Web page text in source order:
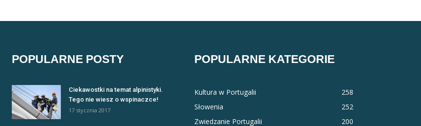
POPULARNE POSTY
Ciekawostki na temat alpinistyki.
Tego nie wiesz o wspinaczce!
17 stycznia 2017
POPULARNE KATEGORIE
Kultura w Portugalii
258
Słowenia
252
Zwiedzanie Portugalii
200